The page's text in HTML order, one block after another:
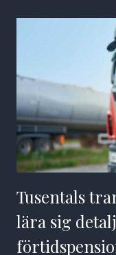
Tusentals
lära sig